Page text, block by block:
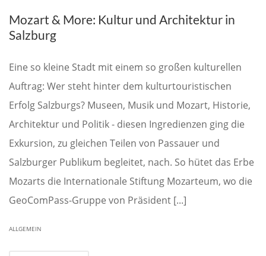
Mozart & More: Kultur und Architektur in
Salzburg
Eine so kleine Stadt mit einem so großen kulturellen
Auftrag: Wer steht hinter dem kulturtouristischen
Erfolg Salzburgs? Museen, Musik und Mozart, Historie,
Architektur und Politik - diesen Ingredienzen ging die
Exkursion, zu gleichen Teilen von Passauer und
Salzburger Publikum begleitet, nach. So hütet das Erbe
Mozarts die Internationale Stiftung Mozarteum, wo die
GeoComPass-Gruppe von Präsident [...]
ALLGEMEIN